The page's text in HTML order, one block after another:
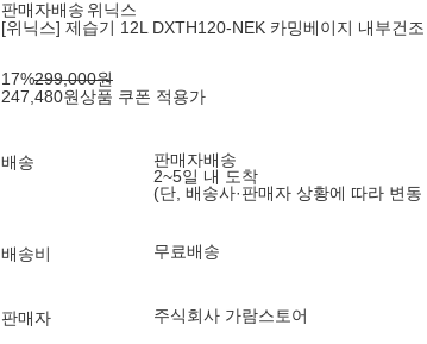
판매자배송 위닉스
[위닉스] 제습기 12L DXTH120-NEK 카밍베이지 내부건
17%299,000원
247,480원상품 쿠폰 적용가
배송
판매자배송
2~5일 내 도착
(단, 배송사·판매자 상황에 따라 변동
배송비 무료배송
판매자 주식회사 가람스토어